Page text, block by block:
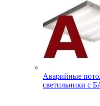
Аварийные
светильники с